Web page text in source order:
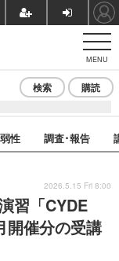
MENU
検索 購読
性 調査･報告
習「CYDE
開催分の受講
2026.5.15 Fri 8:00